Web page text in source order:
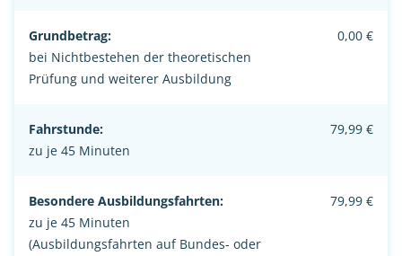
Grundbetrag:
bei Nichtbestehen der theoretischen
Prüfung und weiterer Ausbildung
0,00 €
Fahrstunde:
zu je 45 Minuten
79,99 €
Besondere Ausbildungsfahrten:
zu je 45 Minuten
(Ausbildungsfahrten auf Bundes- oder
79,99 €